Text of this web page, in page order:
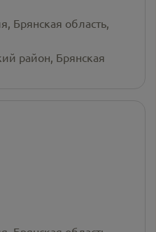
Брянская область,
район, Брянская